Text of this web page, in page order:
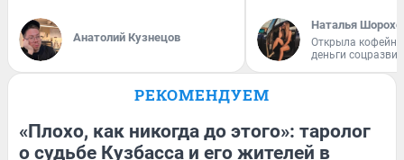
Анатолий Кузнецов
Наталья
Открыла
деньги
РЕКОМЕНДУЕМ
«Плохо, как никогда до этого»: таролог
о судьбе Кузбасса и его жителей в